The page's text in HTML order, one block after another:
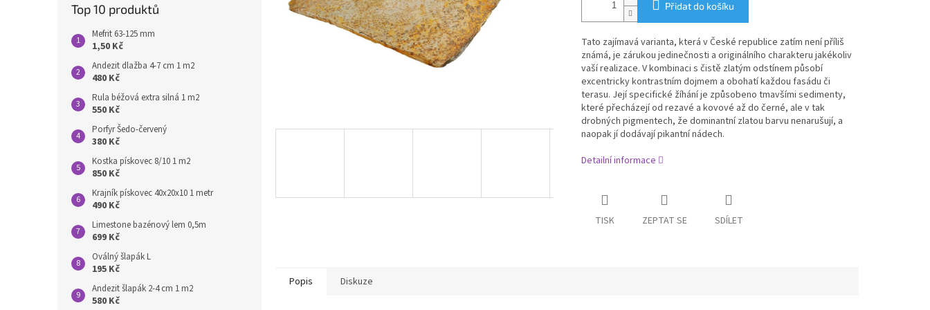
Top 10 produktů
Mefrit 63-125 mm
1,50 Kč
Andezit dlažba 4-7 cm 1 m2
480 Kč
Rula béžová extra silná 1 m2
550 Kč
Porfyr Šedo-červený
380 Kč
Kostka pískovec 8/10 1 m2
850 Kč
Krajník pískovec 40x20x10 1 metr
490 Kč
Limestone bazénový lem 0,5m
699 Kč
Oválný šlapák L
195 Kč
Andezit šlapák 2-4 cm 1 m2
580 Kč
Přidat do košíku
Tato zajímavá varianta, která v České republice zatím není příliš
známá, je zárukou jedinečnosti a originálního charakteru jakékoliv
vaší realizace. V kombinaci s čistě zlatým odstínem působí
excentricky kontrastním dojmem a obohatí každou fasádu či
terasu. Její specifické žíhání je způsobeno tmavšími sedimenty,
které přecházejí od rezavé a kovové až do černé, ale v tak
drobných pigmentech, že dominantní zlatou barvu nenarušují, a
naopak jí dodávají pikantní nádech.
Detailní informace
TISK ZEPTAT SE SDÍLET
Popis Diskuze